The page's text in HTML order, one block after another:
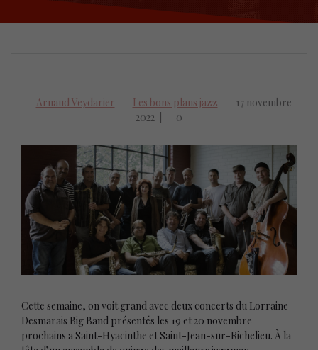
Arnaud Veydarier Les bons plans jazz
17 novembre
2022
0
Cette semaine, on voit grand avec deux concerts du Lorraine
Desmarais Big Band présentés les 19 et 20 novembre
prochains a Saint-Hyacinthe et Saint-Jean-sur-Richelieu. À la